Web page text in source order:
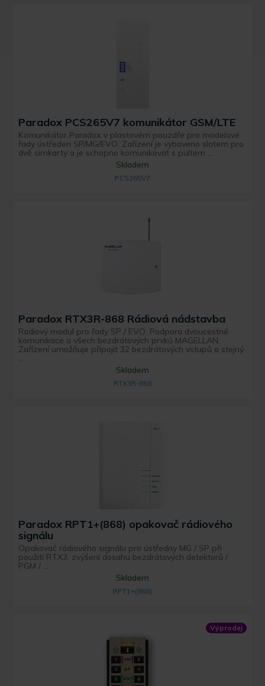
Paradox PCS265V7 komunikátor GSM/LTE
Komunikátor Paradox v plastovém pouzdře pro modelové
řady ústředen SP/MG/EVO. Zařízení je vybaveno slotem pro
dvě simkarty a je schopno komunikovat s pultem ...
Skladem
PCS265V7
Paradox RTX3R-868 Rádiová nádstavba
Radiový modul pro řady SP / EVO. Podpora dvoucestné
komunikace a všech bezdrátových prvků MAGELLAN.
Zařízení umožňuje připojit 32 bezdrátových vstupů a stejný
...
Skladem
RTX3R-868
Paradox RPT1+(868) opakovač rádiového
signálu
Opakovač rádiového signálu pro ústředny MG / SP při
použití RTX3, zvýšení dosahu bezdrátových detektorů /
PGM / ...
Skladem
RPT1+(868)
Výprodej